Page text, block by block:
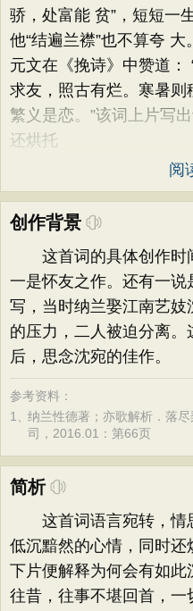
骄，处富能 贫”，短短一
他“结遍兰襟”也不算夸
元文在《挽诗》中赞道：
求友，照古有烂。寒暑则
繁义是恋。”该词上片写
还烘托
阅
创作背景
这首词的具体创作时
一是怀友之作。还有一
写，当时纳兰娶江南艺
的压力，二人被迫分离。
后，思念沈宛的佳作。
参考资料：
1、纳兰性德著；亦歌解析．落
司，2016.01：第66页
简析
这首词语言宛转，情
低沉黯然的心情，同时还
下片便解释为何会有如
往昔，往事不堪回首，